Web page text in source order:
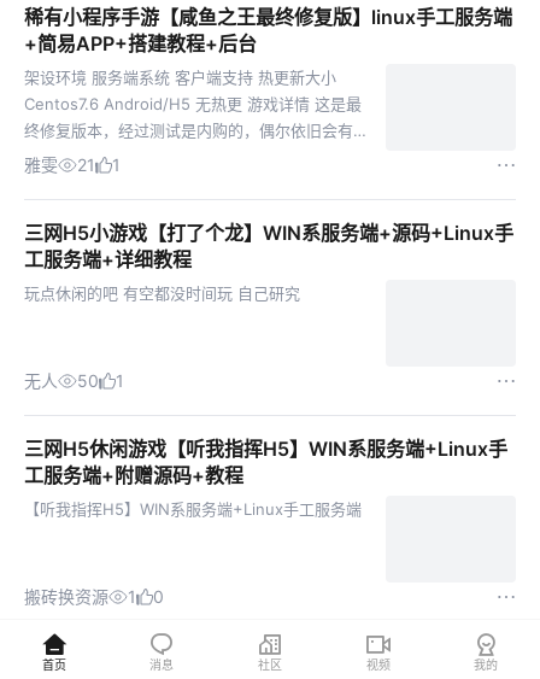
稀有小程序手游【咸鱼之王最终修复版】linux手工服务端
+简易APP+搭建教程+后台
架设环境 服务端系统 客户端支持 热更新大小
Centos7.6 Android/H5 无热更 游戏详情 这是最
终修复版本，经过测试是内购的，偶尔依旧会有卡
死的风险，流量占用小了很多。 关闭内购：别启动
雅雯 21 1
三网H5小游戏【打了个龙】WIN系服务端+源码+Linux手
工服务端+详细教程
玩点休闲的吧 有空都没时间玩 自己研究
无人 50 1
三网H5休闲游戏【听我指挥H5】WIN系服务端+Linux手
工服务端+附赠源码+教程
【听我指挥H5】WIN系服务端+Linux手工服务端
搬砖换资源 1 0
三网H5小游戏【机甲恐龙】CentOS手工服务端+源码
首页 消息 社区 视频 我的